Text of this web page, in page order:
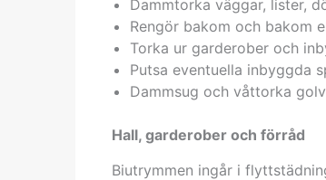
Dammtorka väggar, lister,
Rengör bakom och bakom
Torka ur garderober och
Putsa eventuella inbyggda
Dammsug och våttorka
Hall, garderober och förråd
Biutrymmen ingår i